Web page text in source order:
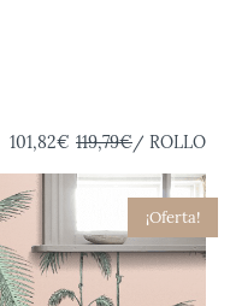
101,82€ 119,79€/ ROLLO
¡Oferta!